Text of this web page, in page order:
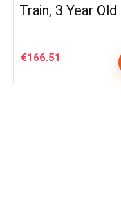
Train, 3 Year Old
€166.51